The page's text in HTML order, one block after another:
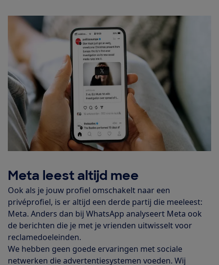
Meta leest altijd mee
Ook als je jouw profiel omschakelt naar een
privéprofiel, is er altijd een derde partij die meeleest:
Meta. Anders dan bij WhatsApp analyseert Meta ook
de berichten die je met je vrienden uitwisselt voor
reclamedoeleinden.
We hebben geen goede ervaringen met sociale
netwerken die advertentiesystemen voeden. Wij